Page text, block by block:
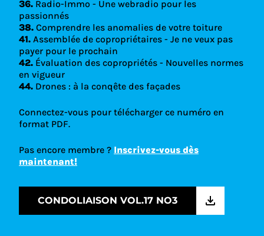
36. Radio-Immo - Une webradio pour les
passionnés
38. Comprendre les anomalies de votre toiture
41. Assemblée de copropriétaires - Je ne veux pas
payer pour le prochain
42. Évaluation des copropriétés - Nouvelles normes
en vigueur
44. Drones : à la conqête des façades
Connectez-vous pour télécharger ce numéro en
format PDF.
Pas encore membre ? Inscrivez-vous dès
maintenant!
CONDOLIAISON VOL.17 NO3